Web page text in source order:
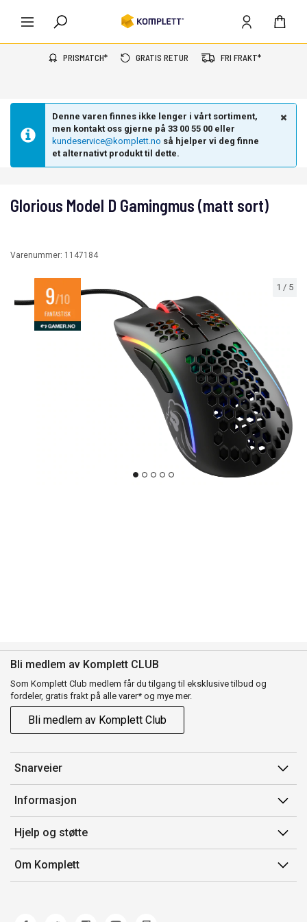
PRISMATCH* GRATIS RETUR FRI FRAKT*
Denne varen finnes ikke lenger i vårt sortiment,
men kontakt oss gjerne på 33 00 55 00 eller
kundeservice@komplett.no så hjelper vi deg finne
et alternativt produkt til dette.
1 / 5
Glorious Model D Gamingmus (matt sort)
Varenummer: 1147184
Bli medlem av Komplett CLUB
Som Komplett Club medlem får du tilgang til eksklusive tilbud og
fordeler, gratis frakt på alle varer* og mye mer.
Bli medlem av Komplett Club
Snarveier
Min side
Ordreoversikt
Flex
Komplett Club
Informasjon
Salgsbetingelser
Medlemsvilkår for Komplett Club
Merker/produsent
Hjelp og støtte
Kontakt oss
Kundeservice
Om Komplett